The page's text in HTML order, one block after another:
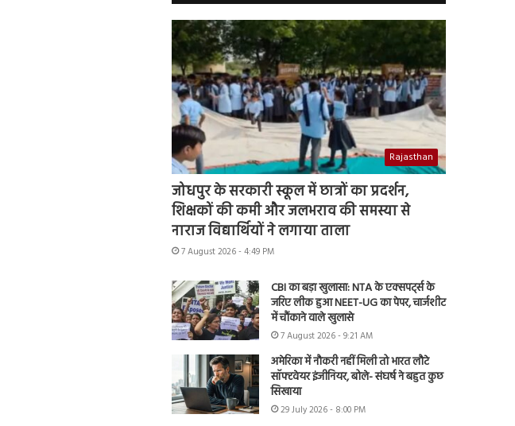
Rajasthan
जोधपुर के सरकारी स्कूल में छात्रों का प्रदर्शन,
शिक्षकों की कमी और जलभराव की समस्या से
नाराज विद्यार्थियों ने लगाया ताला
7 August 2026 - 4:49 PM
CBI का बड़ा खुलासा: NTA के एक्सपर्ट्स के
जरिए लीक हुआ NEET-UG का पेपर, चार्जशीट
में चौंकाने वाले खुलासे
7 August 2026 - 9:21 AM
अमेरिका में नौकरी नहीं मिली तो भारत लौटे
सॉफ्टवेयर इंजीनियर, बोले- संघर्ष ने बहुत कुछ
सिखाया
29 July 2026 - 8:00 PM